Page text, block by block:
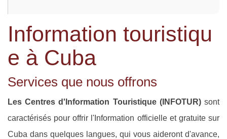
Information touristiqu
e à Cuba
Services que nous offrons
Les Centres d'Information Touristique (INFOTUR)sont
caractérisés pour offrir l'Information officielle et gratuite sur
Cuba dans quelques langues, qui vous aideront d'avance,